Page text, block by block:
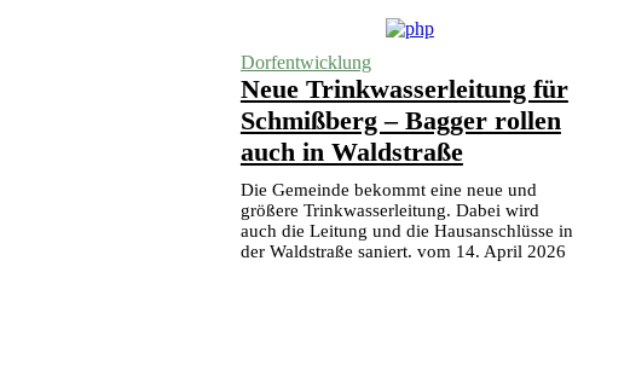
Dorfentwicklung
Neue Trinkwasserleitung für
Schmißberg – Bagger rollen
auch in Waldstraße
Die Gemeinde bekommt eine neue und
größere Trinkwasserleitung. Dabei wird
auch die Leitung und die Hausanschlüsse in
der Waldstraße saniert. vom 14. April 2026